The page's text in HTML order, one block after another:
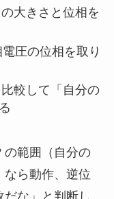
大きさと位相を
圧の位相を取り
較して「自分の
の範囲（自分の
なら動作、逆位